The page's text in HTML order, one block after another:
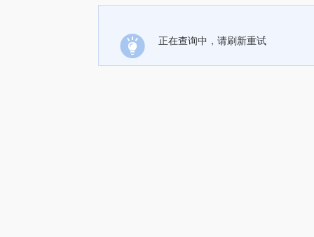
正在查询中，请刷新重试